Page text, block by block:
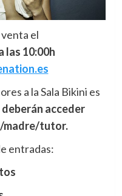
el
las 10:00h
a la Sala Bikini es
acceder
madre/tutor.
entradas: